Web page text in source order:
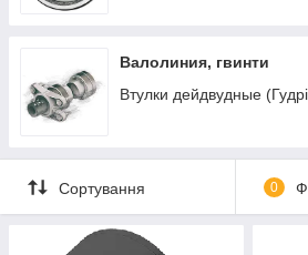
Валолиния, гвинти
Втулки дейдвудные
Сортування 0